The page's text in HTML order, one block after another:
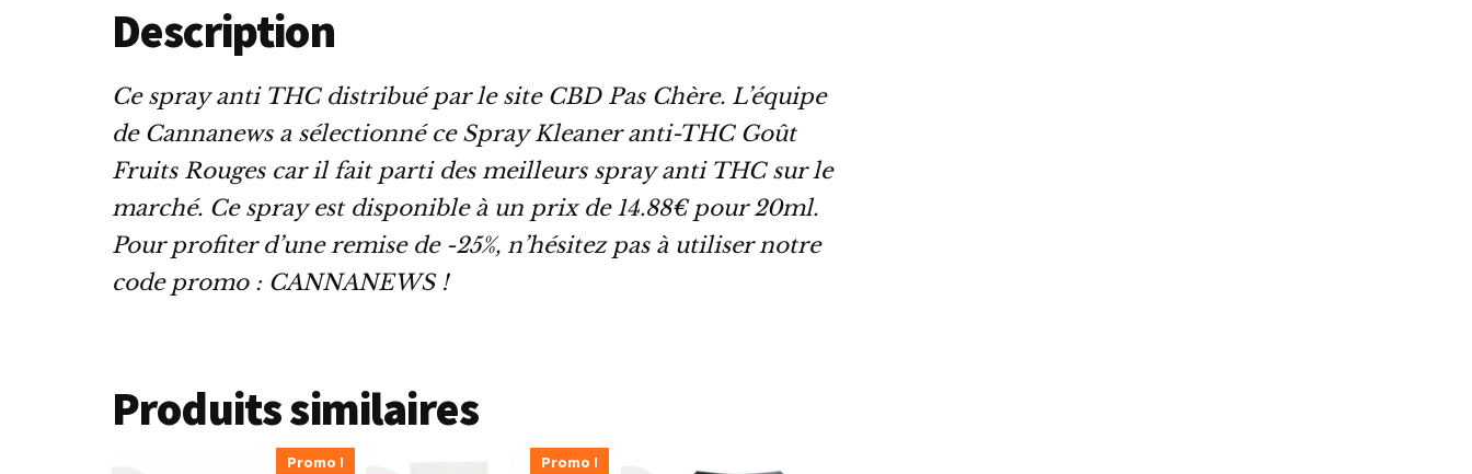
Description
Ce spray anti THC distribué par le site CBD Pas Chère. L’équipe
de Cannanews a sélectionné ce Spray Kleaner anti-THC Goût
Fruits Rouges car il fait parti des meilleurs spray anti THC sur le
marché. Ce spray est disponible à un prix de 14.88€ pour 20ml.
Pour profiter d’une remise de -25%, n’hésitez pas à utiliser notre
code promo : CANNANEWS !
Produits similaires
Promo ! Promo !